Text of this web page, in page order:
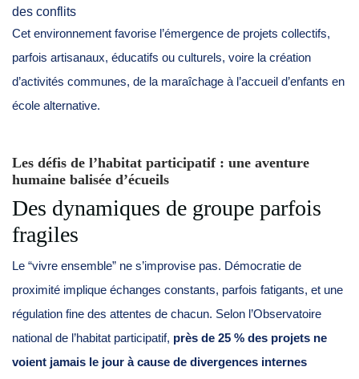
des conflits
Cet environnement favorise l’émergence de projets collectifs,
parfois artisanaux, éducatifs ou culturels, voire la création
d’activités communes, de la maraîchage à l’accueil d’enfants en
école alternative.
Les défis de l’habitat participatif : une aventure
humaine balisée d’écueils
Des dynamiques de groupe parfois
fragiles
Le “vivre ensemble” ne s’improvise pas. Démocratie de
proximité implique échanges constants, parfois fatigants, et une
régulation fine des attentes de chacun. Selon l’Observatoire
national de l’habitat participatif, près de 25 % des projets ne
voient jamais le jour à cause de divergences internes